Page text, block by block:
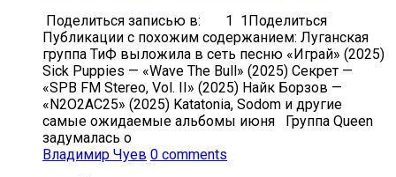
Поделиться записью в: 1 1Поделиться
Публикации с похожим содержанием: Луганская
группа ТиФ выложила в сеть песню «Играй» (2025)
Sick Puppies — «Wave The Bull» (2025) Секрет —
«SPB FM Stereo, Vol. II» (2025) Найк Борзов —
«N2O2AC25» (2025) Katatonia, Sodom и другие
самые ожидаемые альбомы июня Группа Queen
задумалась о
Владимир Чуев 0 comments